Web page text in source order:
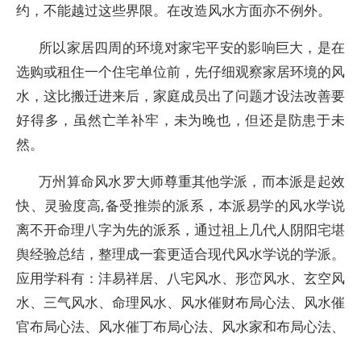
约，不能越过这些界限。在改造风水方面亦不例外。
所以家居四周的环境对家宅平安的影响巨大，是在
选购或租住一个住宅单位前，先仔细观察家居环境的风
水，这比搬迁进来后，家庭成员出了问题才设法改善要
好得多，虽然亡羊补牢，未为晚也，但还是防患于未
然。
万州算命风水罗大师尊重其他学派，而本派是起效
快、灵验度高,备受推崇的派系，本派易学的风水学说
离不开命理八字为先的派系，通过祖上几代人阴阳宅堪
舆经验总结，整理成一套更适合现代风水学说的学派。
应用学科有：沣易祥居、八宅风水、形峦风水、玄空风
水、三气风水、命理风水、风水催财布局心法、风水催
官布局心法、风水催丁布局心法、风水家和布局心法、